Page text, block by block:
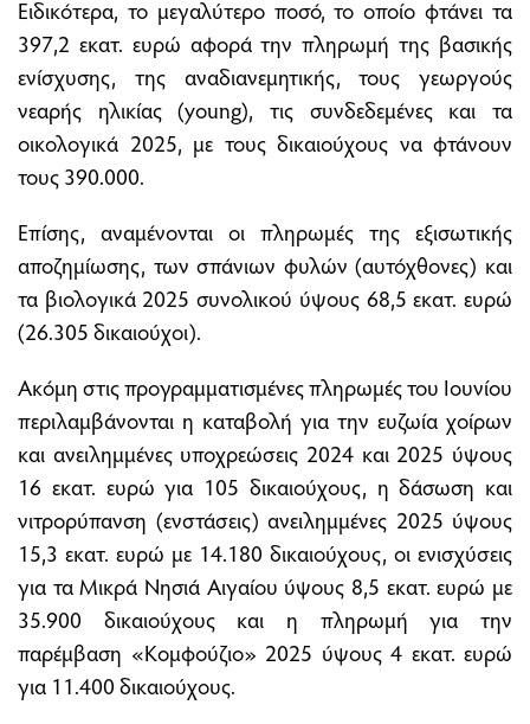
Ειδικότερα, το μεγαλύτερο ποσό, το οποίο φτάνει τα
397,2 εκατ. ευρώ αφορά την πληρωμή της βασικής
ενίσχυσης, της αναδιανεμητικής, τους γεωργούς
νεαρής ηλικίας (young), τις συνδεδεμένες και τα
οικολογικά 2025, με τους δικαιούχους να φτάνουν
τους 390.000.
Επίσης, αναμένονται οι πληρωμές της εξισωτικής
αποζημίωσης, των σπάνιων φυλών (αυτόχθονες) και
τα βιολογικά 2025 συνολικού ύψους 68,5 εκατ. ευρώ
(26.305 δικαιούχοι).
Ακόμη στις προγραμματισμένες πληρωμές του Ιουνίου
περιλαμβάνονται η καταβολή για την ευζωία χοίρων
και ανειλημμένες υποχρεώσεις 2024 και 2025 ύψους
16 εκατ. ευρώ για 105 δικαιούχους, η δάσωση και
νιτρορύπανση (ενστάσεις) ανειλημμένες 2025 ύψους
15,3 εκατ. ευρώ με 14.180 δικαιούχους, οι ενισχύσεις
για τα Μικρά Νησιά Αιγαίου ύψους 8,5 εκατ. ευρώ με
35.900 δικαιούχους και η πληρωμή για την
παρέμβαση «Κομφούζιο» 2025 ύψους 4 εκατ. ευρώ
για 11.400 δικαιούχους.